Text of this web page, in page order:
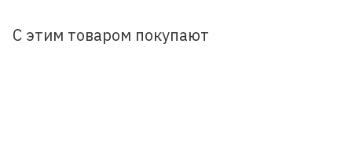
низковязкого трансмиссионного масла вязкостью SAE
С этим товаром покупают